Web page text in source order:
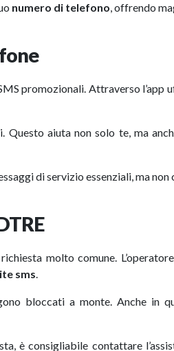
numero di telefono, offrendo
promozionali. Attraverso l’app
aiuta non solo te, ma
di servizio essenziali, ma
molto comune.
sms.
bloccati a monte. Anche in
è consigliabile contattare